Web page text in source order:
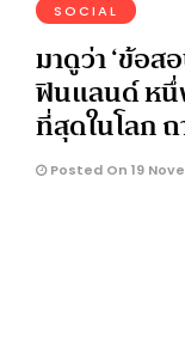
SOCIAL
มาดูว่า ‘ข้อส
ฟินแลนด์ หนึ่
ที่สุดในโลก ถ
Posted On 19